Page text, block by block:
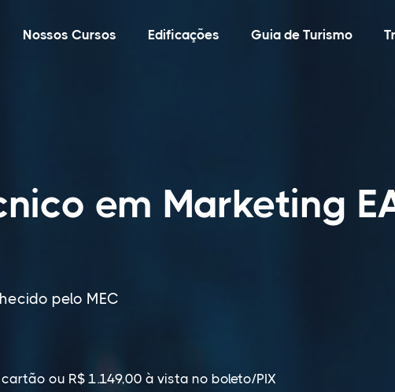
Nossos Cursos Edificações Guia de Turismo
em Marketing
pelo MEC
cartão ou R$ 1.149,00 à vista no boleto/PIX